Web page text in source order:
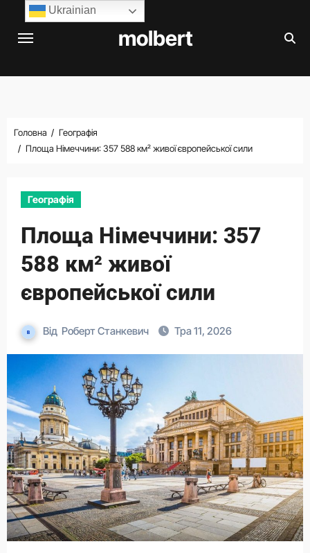
Перейти
molbert
Головна
Географія
Площа Німеччини: 357 588 км² живої європейської сили
Географія
Площа Німеччини: 357
588 км² живої
європейської сили
Від Роберт Станкевич Тра 11, 2026
Ukrainian